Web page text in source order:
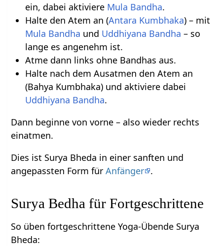
ein, dabei aktiviere Mula Bandha.
Halte den Atem an (Antara Kumbhaka) – mit
Mula Bandha und Uddhiyana Bandha – so
lange es angenehm ist.
Atme dann links ohne Bandhas aus.
Halte nach dem Ausatmen den Atem an
(Bahya Kumbhaka) und aktiviere dabei
Uddhiyana Bandha.
Dann beginne von vorne – also wieder rechts
einatmen.
Dies ist Surya Bheda in einer sanften und
angepassten Form fürAnfänger .
Surya Bedha für Fortgeschrittene
So üben fortgeschrittene Yoga-Übende Surya
Bheda: